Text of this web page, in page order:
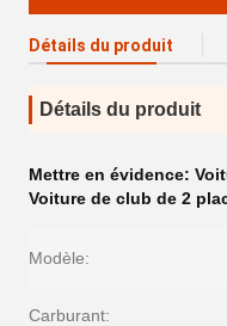
Détails du produit
Détails du produit
Mettre en évidence:
Voiture de club de 2
Modèle:
Carburant: